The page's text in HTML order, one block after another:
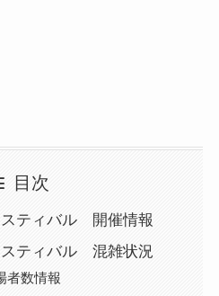
目次
ティバル 開催情報
ティバル 混雑状況
者数情報